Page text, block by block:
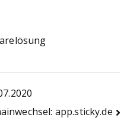
app.sticky.de